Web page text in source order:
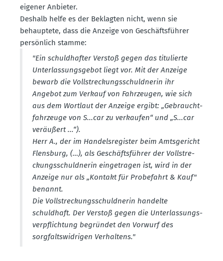
eigener Anbieter.
Deshalb helfe es der Beklagten nicht, wenn sie
behauptete, dass die Anzeige von Geschäfts­führer
persönlich stamme:
"Ein schuld­hafter Verstoß gegen das titulierte
Unter­las­sungs­gebot liegt vor. Mit der Anzeige
bewarb die Vollstre­ckungs­schuld­nerin ihr
Angebot zum Verkauf von Fahrzeugen, wie sich
aus dem Wortlaut der Anzeige ergibt: „Gebraucht­
fahr­zeuge von S...car zu verkaufen“ und „S...car
veräußert ...“).
Herr A., der im Handels­re­gister beim Amtsge­richt
Flensburg, (…), als Geschäfts­führer der Vollstre­
ckungs­schuld­nerin einge­tragen ist, wird in der
Anzeige nur als „Kontakt für Probe­fahrt & Kauf"
benannt.
Die Vollstre­ckungs­schuld­nerin handelte
schuldhaft. Der Verstoß gegen die Unter­las­sungs­
ver­pflichtung begründet den Vorwurf des
sorgfalts­wid­rigen Verhaltens."